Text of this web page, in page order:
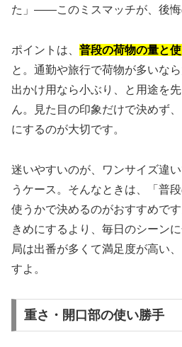
た」——このミスマッチが、後悔
ポイントは、 普段の荷物の量と
と。通勤や旅行で荷物が多いな
出かけ用なら小ぶり、と用途を
ん。見た目の印象だけで決めず
にするのが大切です。
迷いやすいのが、ワンサイズ違
うケース。そんなときは、「普
使うかで決めるのがおすすめで
きめにするより、毎日のシーン
局は出番が多くて満足度が高い
すよ。
重さ・開口部の使い勝手